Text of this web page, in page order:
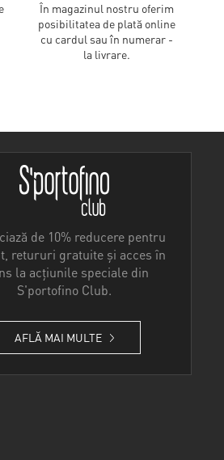
În magazinul nostru oferim
posibilitatea de plată online
cu cardul sau în numerar -
la livrare.
de 10% reducere pentru
retururi gratuite și acces în
la acțiunile speciale din
S'portofino Club.
AFLĂ MAI MULTE